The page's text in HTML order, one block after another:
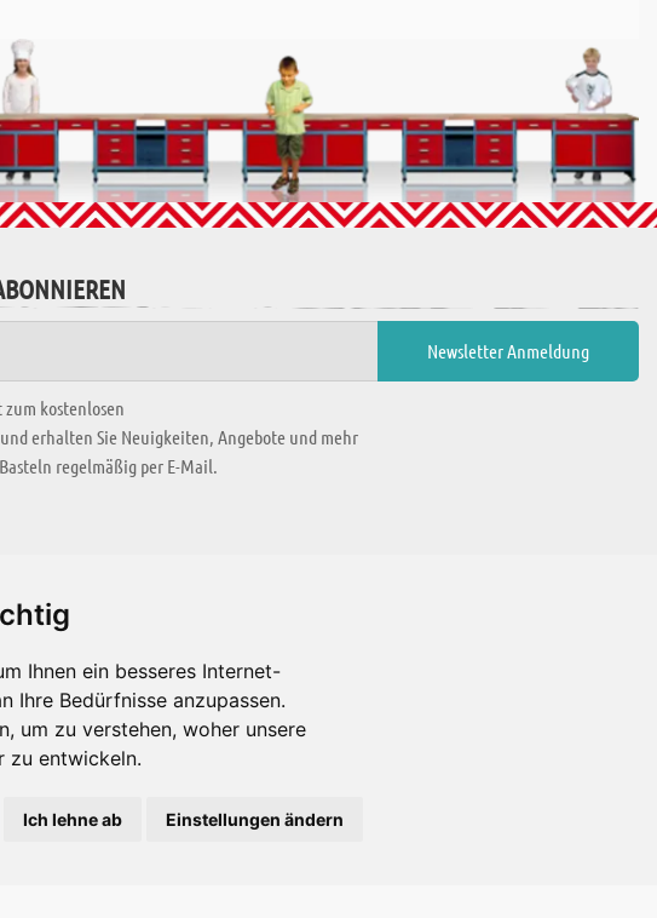
Ihnen ein besseres Internet-
Ihre Bedürfnisse anzupassen.
um zu verstehen, woher unsere
zu entwickeln.
Ich lehne ab Einstellungen ändern
kostenlosen
erhalten Sie Neuigkeiten, Angebote und mehr
regelmäßig per E-Mail.
Es gibt uns auch in